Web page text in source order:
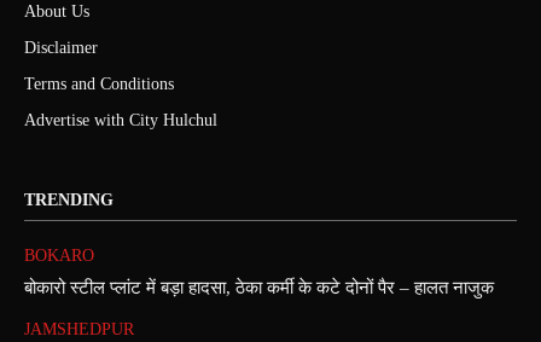
About Us
Disclaimer
Terms and Conditions
Advertise with City Hulchul
TRENDING
BOKARO
बोकारो स्टील प्लांट में बड़ा हादसा, ठेका कर्मी के कटे दोनों पैर – हालत नाजुक
JAMSHEDPUR